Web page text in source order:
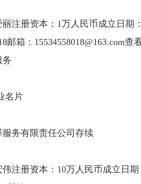
注册资本：1万人民币成立日期
邮箱： 15534558018@163.com查
务
名片
务有限责任公司存续
注册资本：10万人民币成立日期